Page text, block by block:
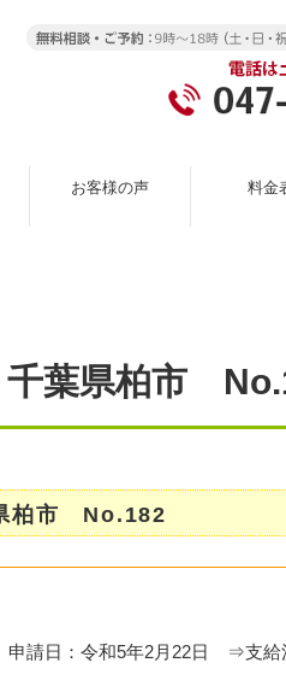
お客様の声 料金
葉県柏市
柏市 No.182
請日：令和5年2月22日 ⇒支